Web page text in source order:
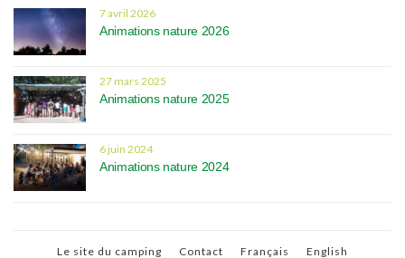
7 avril 2026
Animations nature 2026
27 mars 2025
Animations nature 2025
6 juin 2024
Animations nature 2024
Le site du camping Contact Français English